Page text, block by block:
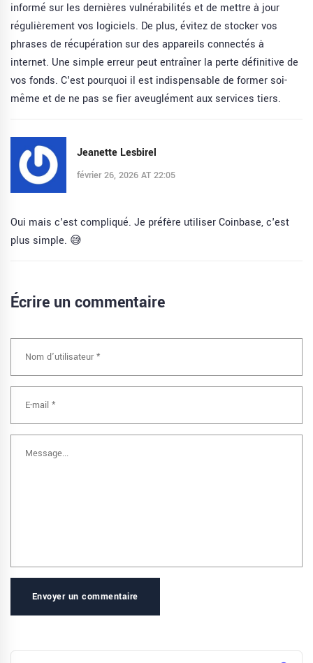
informé sur les dernières vulnérabilités et de mettre à jour
régulièrement vos logiciels. De plus, évitez de stocker vos
phrases de récupération sur des appareils connectés à
internet. Une simple erreur peut entraîner la perte définitive de
vos fonds. C'est pourquoi il est indispensable de former soi-
même et de ne pas se fier aveuglément aux services tiers.
Jeanette Lesbirel
février 26, 2026 AT 22:05
Oui mais c'est compliqué. Je préfère utiliser Coinbase, c'est
plus simple. 😅
Écrire un commentaire
Envoyer un commentaire